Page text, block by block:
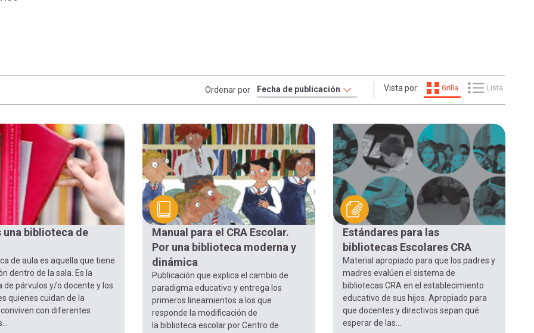
Ordenar por Vista por: Grilla Lista
una biblioteca de
de aula es aquella que tiene
dentro de la sala. Es la
de párvulos y/o docente y los
quienes cuidan de la
con diferentes
Manual para el CRA Escolar.
Por una biblioteca moderna y
dinámica
Publicación que explica el cambio de
paradigma educativo y entrega los
primeros lineamientos a los que
responde la modificación de
la biblioteca escolar por Centro de
Estándares para las
bibliotecas Escolares CRA
Material apropiado para que los padres y
madres evalúen el sistema de
bibliotecas CRA en el establecimiento
educativo de sus hijos. Apropiado para
que docentes y directivos sepan qué
esperar de las...